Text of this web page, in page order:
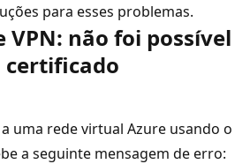
para esses problemas.
VPN: não foi possível
uma rede virtual Azure usando o
a seguinte mensagem de erro: